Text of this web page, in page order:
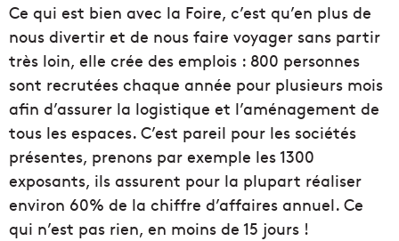
Ce qui est bien avec la Foire, c’est qu’en plus de
nous divertir et de nous faire voyager sans partir
très loin, elle crée des emplois : 800 personnes
sont recrutées chaque année pour plusieurs mois
afin d’assurer la logistique et l’aménagement de
tous les espaces. C’est pareil pour les sociétés
présentes, prenons par exemple les 1300
exposants, ils assurent pour la plupart réaliser
environ 60% de la chiffre d’affaires annuel. Ce
qui n’est pas rien, en moins de 15 jours !